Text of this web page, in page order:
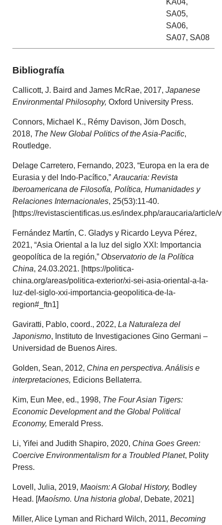
KA04,
SA05,
SA06,
SA07, SA08
Bibliografía
Callicott, J. Baird and James McRae, 2017,Japanese
Environmental Philosophy, Oxford University Press.
Connors, Michael K., Rémy Davison, J‎örn Dosch,
2018, The New Global Politics of the Asia-Pacific,
Routledge.
Delage Carretero, Fernando, 2023, “Europa en la era de
Eurasia y del Indo-Pacífico,”Araucaria:Revista
Iberoamericana de Filosofía, Política, Humanidades y
Relaciones Internacionales, 25(53):11-40.
[https://revistascientificas.us.es/index.php/araucaria/article/
Fernández Martín, C. Gladys y Ricardo Leyva Pérez,
2021, “Asia Oriental a la luz del siglo XXI: Importancia
geopolítica de la región,” Observatorio de la Política
China, 24.03.2021. [https://politica-
china.org/areas/politica-exterior/xi-sei-asia-oriental-a-la-
luz-del-siglo-xxi-importancia-geopolitica-de-la-
region#_ftn1]
Gaviratti, Pablo, coord., 2022,La Naturaleza del
Japonismo, Instituto de Investigaciones Gino Germani –
Universidad de Buenos Aires.
Golden, Sean, 2012, China en perspectiva. Análisis e
interpretaciones, Edicions Bellaterra.
Kim, Eun Mee, ed., 1998, The Four Asian Tigers:
Economic Development and the Global Political
Economy, Emerald Press.
Li, Yifei and Judith Shapiro, 2020, China Goes Green:
Coercive Environmentalism for a Troubled Planet, Polity
Press.
Lovell, Julia, 2019,Maoism: A Global History, Bodley
Head. [Maoísmo. Una historia global, Debate, 2021]
Miller, Alice Lyman and Richard Wilch, 2011,Becoming